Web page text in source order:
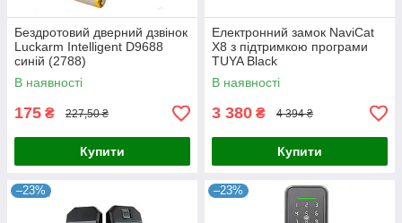
Бездротовий дверний дзвінок
Luckarm Intelligent D9688
синій (2788)
В наявності
175 ₴ 227,50 ₴
Купити
Електронний замок NaviCat
X8 з підтримкою програми
TUYA Black
В наявності
3 380 ₴ 4 394 ₴
Купити
–23% –23%